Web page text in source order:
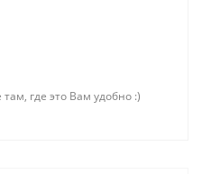
где это Вам удобно :)